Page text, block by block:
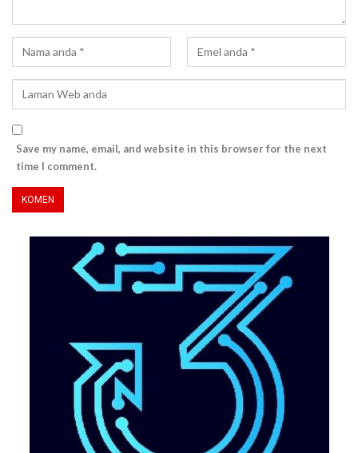
Save my name, email, and website in this browser for the next
time I comment.